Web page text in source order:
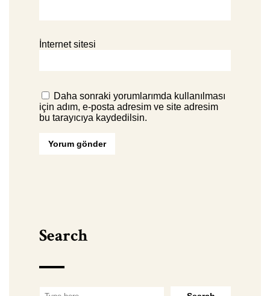
İnternet sitesi
Daha sonraki yorumlarımda kullanılması
için adım, e-posta adresim ve site adresim
bu tarayıcıya kaydedilsin.
Search